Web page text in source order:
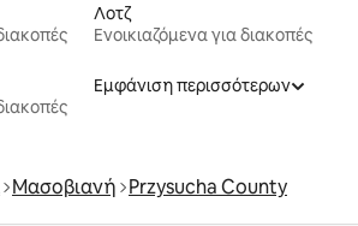
Λοτζ
Ενοικιαζόμενα για διακοπές
Εμφάνιση περισσότερων
Μασοβιανή Przysucha County